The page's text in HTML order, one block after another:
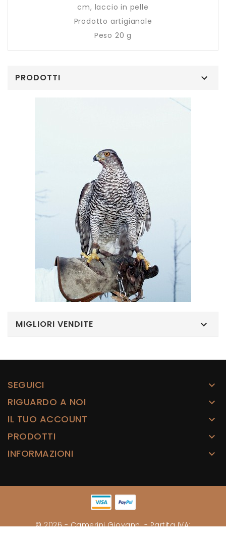
cm, laccio in pelle
Prodotto artigianale
Peso 20 g
PRODOTTI 
MIGLIORI VENDITE 
SEGUICI 
RIGUARDO A NOI 
IL TUO ACCOUNT 
PRODOTTI 
INFORMAZIONI 
© 2026 - Camerini Giovanni - Partita IVA: